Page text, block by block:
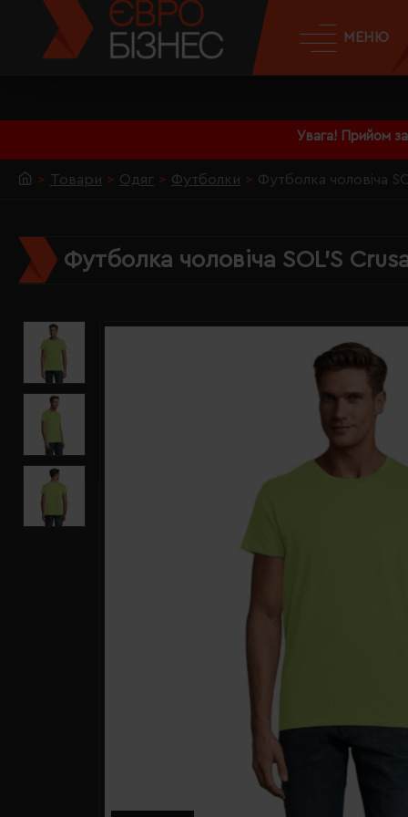
Увага! Прийом
МЕНЮ
Товари Одяг Футболки Футболка чоловіча
Футболка чоловіча SOL'S